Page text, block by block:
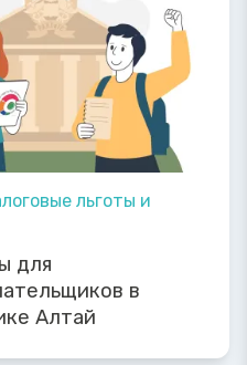
льготы и
для
в
Алтай